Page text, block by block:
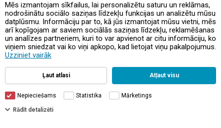
Mēs izmantojam sīkfailus, lai personalizētu saturu un reklāmas,
nodrošinātu sociālo saziņas līdzekļu funkcijas un analizētu mūsu
datplūsmu. Informāciju par to, kā jūs izmantojat mūsu vietni, mēs
arī kopīgojam ar saviem sociālās saziņas līdzekļu, reklamēšanas
un analīzes partneriem, kuri to var apvienot ar citu informāciju, ko
viņiem sniedzat vai ko viņi apkopo, kad lietojat viņu pakalpojumus.
Uzziniet vairāk
Ļaut atlasi Atļaut visu
Nepieciešams Statistika Mārketings
Rādīt detalizēti
Предложения и акции
Контакты